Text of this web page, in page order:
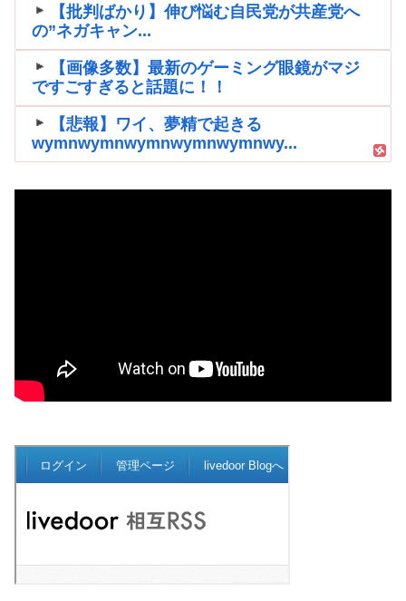
【批判ばかり】伸び悩む自民党が共産党へ
の”ネガキャン...
【画像多数】最新のゲーミング眼鏡がマジ
ですごすぎると話題に！！
【悲報】ワイ、夢精で起きる
wymnwymnwymnwymnwymnwy...